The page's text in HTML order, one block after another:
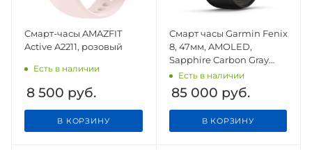
Смарт-часы AMAZFIT
Active A2211, розовый
Есть в наличии
8 500 руб.
В КОРЗИНУ
Смарт часы Garmin Fenix
8, 47мм, AMOLED,
Sapphire Carbon Gray
DLC Titanium with
Black/Pebble Gray
Silicone Band
Есть в наличии
85 000 руб.
В КОРЗИНУ